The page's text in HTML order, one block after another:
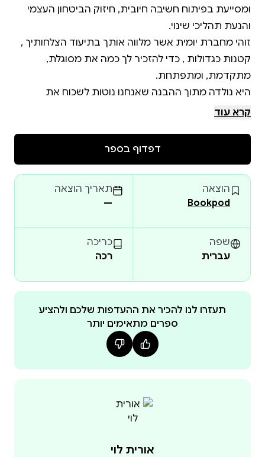
ומסייעת בפיתוח חשיבה חיובית, חיזוק הביטחון העצמי
זוהי מחברת יומית אשר מלווה אותך בתיעוד הצלחותיך ,
קטנות כגדולות , כדי להזכיר לך כמה את מסוגלת,
היא נולדה מתוך ההבנה שאנחנו נוטות לשכוח את
ההישגים שלנו ולהתמקד במה שלא עבד. דווקא ברגעים
כל הצלחה – אפילו בחירה מודעת להגיב אחרת, או צעד
קטן לכיוון מטרה – היא אבן דרך ראויה לחגיגה
קרא עוד
דפדוף בספר
הוצאה
Bookpod
תאריך הוצאה
—
שפה
עברית
כריכה
רכה
תעזרו לנו להכיר את ההעדפות שלכם ולהציע
ספרים מתאימים יותר
אורית לוי